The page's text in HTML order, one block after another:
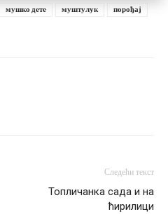
мушко дете муштулук
порођај
Следећи текст
Топличанка сада и на
ћирилици